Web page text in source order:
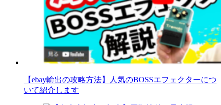
【ebay輸出の攻略方法】人気のBOSSエフェクターにつ
いて紹介します